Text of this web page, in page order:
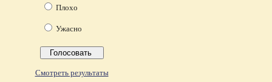
Плохо
Ужасно
Смотреть результаты